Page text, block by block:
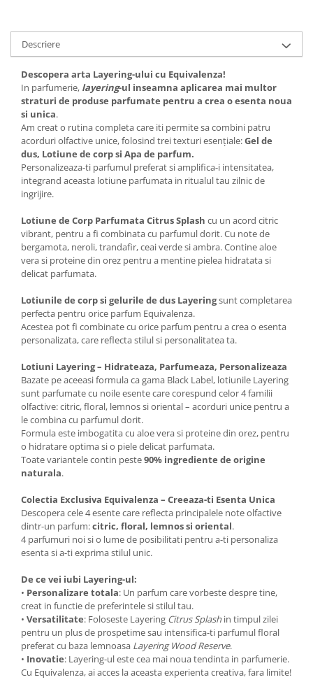
Descriere
Descopera arta Layering-ului cu Equivalenza!
In parfumerie, layering-ul inseamna aplicarea mai multor
straturi de produse parfumate pentru a crea o esenta noua
si unica.
Am creat o rutina completa care iti permite sa combini patru
acorduri olfactive unice, folosind trei texturi esențiale:Gel de
dus, Lotiune de corp si Apa de parfum.
Personalizeaza-ti parfumul preferat si amplifica-i intensitatea,
integrand aceasta lotiune parfumata in ritualul tau zilnic de
ingrijire.
Lotiune de Corp Parfumata Citrus Splash cu un acord citric
vibrant, pentru a fi combinata cu parfumul dorit. Cu note de
bergamota, neroli, trandafir, ceai verde si ambra. Contine aloe
vera si proteine din orez pentru a mentine pielea hidratata si
delicat parfumata.
Lotiunile de corp si gelurile de dus Layeringsunt completarea
perfecta pentru orice parfum Equivalenza.
Acestea pot fi combinate cu orice parfum pentru a crea o esenta
personalizata, care reflecta stilul si personalitatea ta.
Lotiuni Layering – Hidrateaza, Parfumeaza, Personalizeaza
Bazate pe aceeasi formula ca gama Black Label, lotiunile Layering
sunt parfumate cu noile esente care corespund celor 4 familii
olfactive: citric, floral, lemnos si oriental – acorduri unice pentru a
le combina cu parfumul dorit.
Formula este imbogatita cu aloe vera si proteine din orez, pentru
o hidratare optima si o piele delicat parfumata.
Toate variantele contin peste90% ingrediente de origine
naturala.
Colectia Exclusiva Equivalenza – Creeaza-ti Esenta Unica
Descopera cele 4 esente care reflecta principalele note olfactive
dintr-un parfum:citric, floral, lemnos si oriental.
4 parfumuri noi si o lume de posibilitati pentru a-ti personaliza
esenta si a-ti exprima stilul unic.
De ce vei iubi Layering-ul:
• Personalizare totala: Un parfum care vorbeste despre tine,
creat in functie de preferintele si stilul tau.
• Versatilitate: Foloseste Layering Citrus Splashin timpul zilei
pentru un plus de prospetime sau intensifica-ti parfumul floral
preferat cu baza lemnoasa Layering Wood Reserve.
• Inovatie: Layering-ul este cea mai noua tendinta in parfumerie.
Cu Equivalenza, ai acces la aceasta experienta creativa, fara limite!